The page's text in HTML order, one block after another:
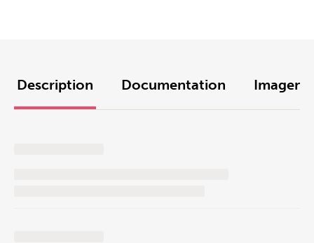
Description Documentation Imagens